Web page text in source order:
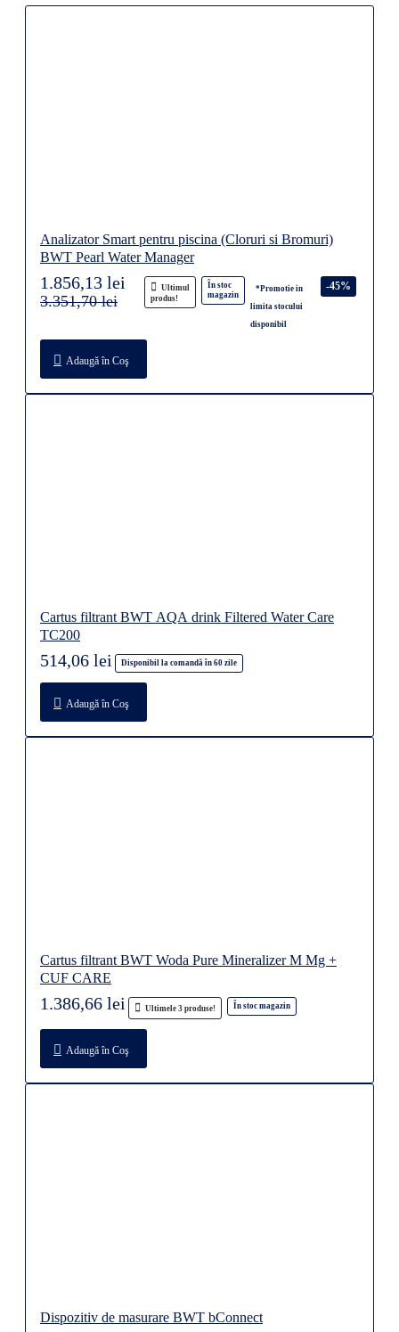
Analizator Smart pentru piscina (Cloruri si Bromuri)
BWT Pearl Water Manager
Ultimul
produs!
În stoc
magazin
*Promotie in
limita stocului
disponibil
-45%
1.856,13 lei
3.351,70 lei
Adaugă în Coş
Cartus filtrant BWT AQA drink Filtered Water Care
TC200
Disponibil la comandă în 60 zile
514,06 lei
Adaugă în Coş
Cartus filtrant BWT Woda Pure Mineralizer M Mg +
CUF CARE
Ultimele 3 produse! În stoc magazin
1.386,66 lei
Adaugă în Coş
Dispozitiv de masurare BWT bConnect